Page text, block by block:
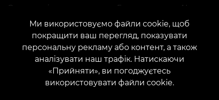
Оренда місця
Працевлаштування
Генератор тату AI
Авторські ескізи
Каталог ескізів
Voice of Culture: Ностальгія за 2000-ми
Сервіси
Оплата
Ми використовуємо файли cookie, щоб
покращити ваш перегляд, показувати
персональну рекламу або контент, а також
аналізувати наш трафік. Натискаючи
«Прийняти», ви погоджуєтесь
використовувати файли cookie.